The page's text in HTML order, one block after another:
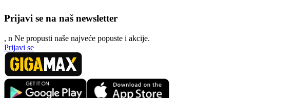
Prijavi se na naš newsletter
, n Ne propusti naše najveće popuste i akcije.
Prijavi se